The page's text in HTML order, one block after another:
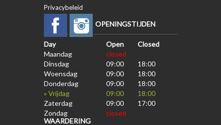
Privacybeleid
OPENINGSTIJDEN
Day Open
Closed
Maandag
closed
Dinsdag
09:00
18:00
Woensdag
09:00
18:00
Donderdag
09:00
18:00
» Vrijdag
09:00
18:00
Zaterdag
09:00
17:00
Zondag
closed
WAARDERING